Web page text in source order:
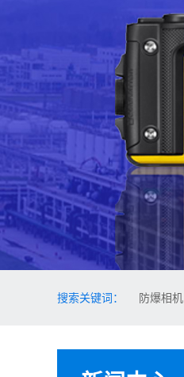
搜索关键词： 防爆相机